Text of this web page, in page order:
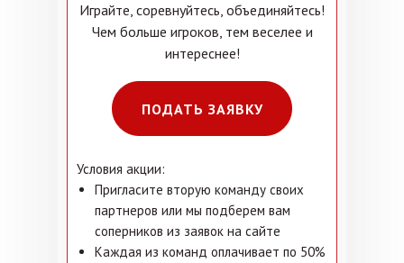
ПОДАТЬ ЗАЯВКУ
Условия акции:
Пригласите вторую команду своих
партнеров или мы подберем вам
соперников из заявок на сайте
Каждая из команд оплачивает по 50%
Играйте, соревнуйтесь, объединяйтесь!
Чем больше игроков, тем веселее и
интереснее!